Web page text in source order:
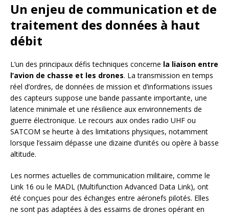
Un enjeu de communication et de
traitement des données à haut
débit
L’un des principaux défis techniques concerne la liaison entre
l’avion de chasse et les drones. La transmission en temps
réel d’ordres, de données de mission et d’informations issues
des capteurs suppose une bande passante importante, une
latence minimale et une résilience aux environnements de
guerre électronique. Le recours aux ondes radio UHF ou
SATCOM se heurte à des limitations physiques, notamment
lorsque l’essaim dépasse une dizaine d’unités ou opère à basse
altitude.
Les normes actuelles de communication militaire, comme le
Link 16 ou le MADL (Multifunction Advanced Data Link), ont
été conçues pour des échanges entre aéronefs pilotés. Elles
ne sont pas adaptées à des essaims de drones opérant en